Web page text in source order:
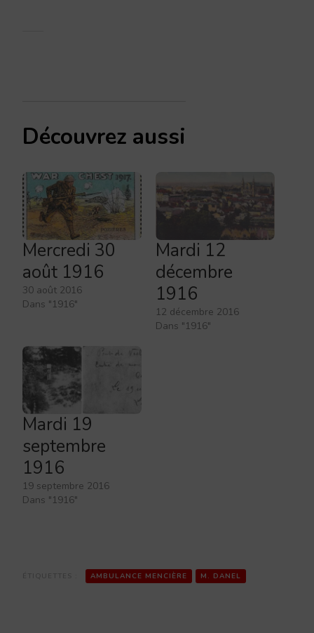
Découvrez aussi
Mercredi 30
août 1916
30 août 2016
Dans "1916"
Mardi 12
décembre
1916
12 décembre 2016
Dans "1916"
Mardi 19
septembre
1916
19 septembre 2016
Dans "1916"
AMBULANCE MENCIÈRE M. DANEL